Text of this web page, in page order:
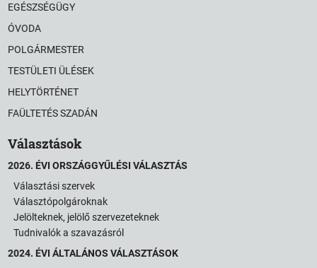
EGÉSZSÉGÜGY
ÓVODA
POLGÁRMESTER
TESTÜLETI ÜLÉSEK
HELYTÖRTÉNET
FAÜLTETÉS SZADÁN
Választások
2026. ÉVI ORSZÁGGYŰLÉSI VÁLASZTÁS
Választási szervek
Választópolgároknak
Jelölteknek, jelölő szervezeteknek
Tudnivalók a szavazásról
2024. ÉVI ÁLTALÁNOS VÁLASZTÁSOK